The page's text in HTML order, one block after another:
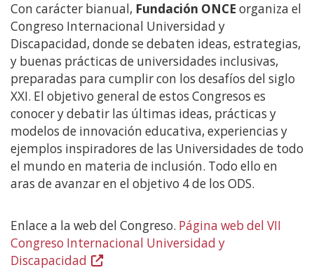
Con carácter bianual, Fundación ONCE organiza el
Congreso Internacional Universidad y
Discapacidad, donde se debaten ideas, estrategias,
y buenas prácticas de universidades inclusivas,
preparadas para cumplir con los desafíos del siglo
XXI. El objetivo general de estos Congresos es
conocer y debatir las últimas ideas, prácticas y
modelos de innovación educativa, experiencias y
ejemplos inspiradores de las Universidades de todo
el mundo en materia de inclusión. Todo ello en
aras de avanzar en el objetivo 4 de los ODS.
Enlace a la web del Congreso. Página web del VII
Congreso Internacional Universidad y
Discapacidad (Abre